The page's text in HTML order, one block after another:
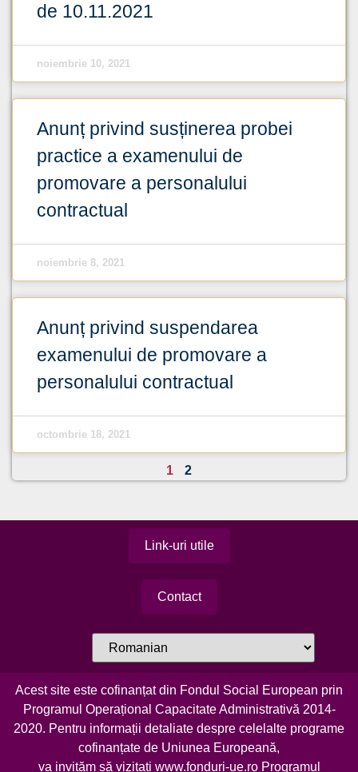
de 10.11.2021
noiembrie 10, 2021
Anunț privind susținerea probei
practice a examenului de
promovare a personalului
contractual
noiembrie 8, 2021
Anunț privind suspendarea
examenului de promovare a
personalului contractual
octombrie 18, 2021
1 2
Link-uri utile
Contact
Acest site este cofinanțat din Fondul Social European prin
Programul Operațional Capacitate Administrativă 2014-
2020. Pentru informații detaliate despre celelalte programe
cofinanțate de Uniunea Europeană,
va invităm să vizitați www.fonduri-ue.roProgramul